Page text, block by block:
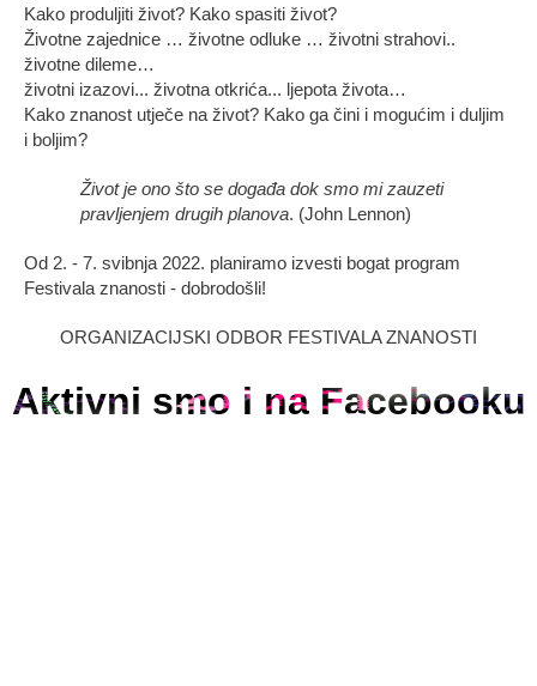
Kako produljiti život? Kako spasiti život?
Životne zajednice … životne odluke … životni strahovi..
životne dileme…
životni izazovi... životna otkrića... ljepota života…
Kako znanost utječe na život? Kako ga čini i mogućim i duljim
i boljim?
Život je ono što se događa dok smo mi zauzeti
pravljenjem drugih planova. (John Lennon)
Od 2. - 7. svibnja 2022. planiramo izvesti bogat program
Festivala znanosti - dobrodošli!
ORGANIZACIJSKI ODBOR FESTIVALA ZNANOSTI
Aktivni smo i na Facebooku